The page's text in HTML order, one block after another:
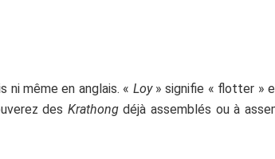
ni même en anglais. « Loy» signifie « flotter »
des Krathongdéjà assemblés ou à